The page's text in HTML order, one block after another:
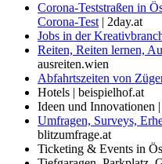
Corona-Teststraßen in
Corona-Test | 2day.at
Jobs in der
Reiten, Reiten lernen,
ausreiten.wien
Abfahrtszeiten von
Hotels | beispielhof.at
Ideen und Innovationen |
Umfragen, Surveys,
blitzumfrage.at
Ticketing & Events in